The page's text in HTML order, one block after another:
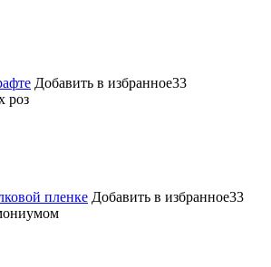
Добавить в избранное33
роз
пленке Добавить в избранное33